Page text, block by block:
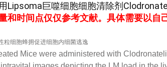
Lipsoma巨噬细胞细胞清除剂
和时间点仅仅参考文献。具体需要以
Mice were administered with